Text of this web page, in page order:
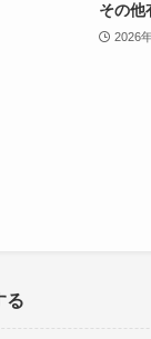
その他
2026
る